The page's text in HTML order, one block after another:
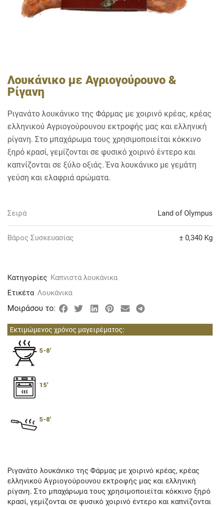
Λουκάνικο με Αγριογούρουνο &
Ρίγανη
Ριγανάτο λουκάνικο της Φάρμας με χοιρινό κρέας, κρέας
ελληνικού Αγριογούρουνου εκτροφής μας και ελληνική
ρίγανη. Στο μπαχάρωμα τους χρησιμοποιείται κόκκινο
ξηρό κρασί, γεμίζονται σε φυσικό χοιρινό έντερο και
καπνίζονται σε ξύλο οξιάς. Ένα λουκάνικο με γεμάτη
γεύση και ελαφριά αρώματα.
Σειρά Land of Olympus
Βάρος Συσκευασίας ± 0,340 Κg
Κατηγορίες Καπνιστά λουκάνικα
Ετικέτα Λουκάνικα
Μοιράσου το:
Εκτιμώμενος χρόνος μαγειρέματος:
5-8'
15'
5-8'
Ριγανάτο λουκάνικο της Φάρμας με χοιρινό κρέας, κρέας
ελληνικού Αγριογούρουνου εκτροφής μας και ελληνική
ρίγανη. Στο μπαχάρωμα τους χρησιμοποιείται κόκκινο ξηρό
κρασί, γεμίζονται σε φυσικό χοιρινό έντερο και καπνίζονται